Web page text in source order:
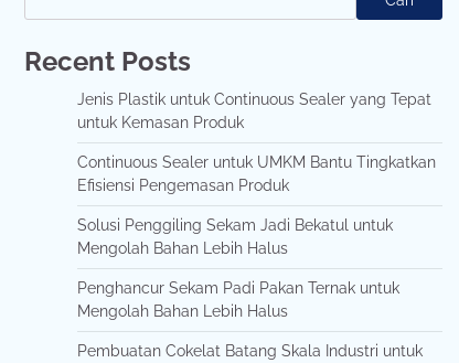
Recent Posts
Jenis Plastik untuk Continuous Sealer yang Tepat
untuk Kemasan Produk
Continuous Sealer untuk UMKM Bantu Tingkatkan
Efisiensi Pengemasan Produk
Solusi Penggiling Sekam Jadi Bekatul untuk
Mengolah Bahan Lebih Halus
Penghancur Sekam Padi Pakan Ternak untuk
Mengolah Bahan Lebih Halus
Pembuatan Cokelat Batang Skala Industri untuk